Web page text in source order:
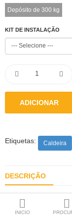
Lareiras
Caldeiras
Bombas de Calor
Radiadores /
Material
Produtos para
INICIO
Depósito de 300 kg
KIT DE INSTALAÇÃO
Etiquetas: Caldeira
DESCRIÇÃO
Descrição Do